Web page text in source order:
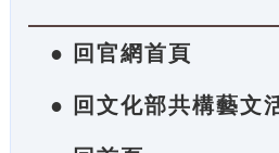
● 回官網首頁
● 回文化部共構藝文